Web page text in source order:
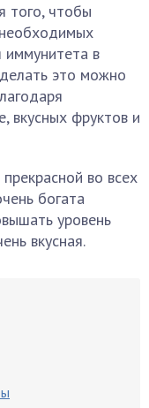
того, чтобы
иммунитета в
это можно
вкусных фруктов и
во всех
богата
уровень
вкусная.